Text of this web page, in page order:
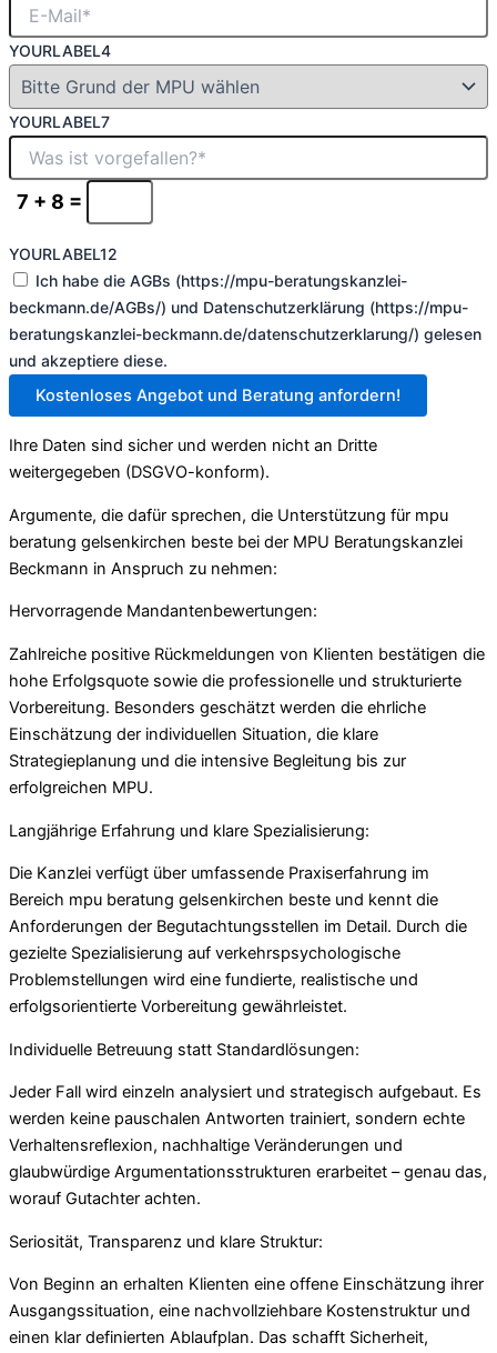
YOURLABEL4
YOURLABEL7
7 + 8 =
YOURLABEL12
Ich habe die AGBs (https://mpu-beratungskanzlei-
beckmann.de/AGBs/) und Datenschutzerklärung (https://mpu-
beratungskanzlei-beckmann.de/datenschutzerklarung/) gelesen
und akzeptiere diese.
Kostenloses Angebot und Beratung anfordern!
Ihre Daten sind sicher und werden nicht an Dritte
weitergegeben (DSGVO-konform).
Argumente, die dafür sprechen, die Unterstützung für mpu
beratung gelsenkirchen beste bei der MPU Beratungskanzlei
Beckmann in Anspruch zu nehmen:
Hervorragende Mandantenbewertungen:
Zahlreiche positive Rückmeldungen von Klienten bestätigen die
hohe Erfolgsquote sowie die professionelle und strukturierte
Vorbereitung. Besonders geschätzt werden die ehrliche
Einschätzung der individuellen Situation, die klare
Strategieplanung und die intensive Begleitung bis zur
erfolgreichen MPU.
Langjährige Erfahrung und klare Spezialisierung:
Die Kanzlei verfügt über umfassende Praxiserfahrung im
Bereich mpu beratung gelsenkirchen beste und kennt die
Anforderungen der Begutachtungsstellen im Detail. Durch die
gezielte Spezialisierung auf verkehrspsychologische
Problemstellungen wird eine fundierte, realistische und
erfolgsorientierte Vorbereitung gewährleistet.
Individuelle Betreuung statt Standardlösungen:
Jeder Fall wird einzeln analysiert und strategisch aufgebaut. Es
werden keine pauschalen Antworten trainiert, sondern echte
Verhaltensreflexion, nachhaltige Veränderungen und
glaubwürdige Argumentationsstrukturen erarbeitet – genau das,
worauf Gutachter achten.
Seriosität, Transparenz und klare Struktur:
Von Beginn an erhalten Klienten eine offene Einschätzung ihrer
Ausgangssituation, eine nachvollziehbare Kostenstruktur und
einen klar definierten Ablaufplan. Das schafft Sicherheit,